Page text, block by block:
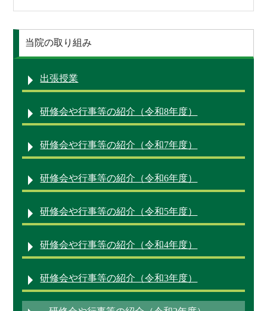
当院の取り組み
出張授業
研修会や行事等の紹介（令和8年度）
研修会や行事等の紹介（令和7年度）
研修会や行事等の紹介（令和6年度）
研修会や行事等の紹介（令和5年度）
研修会や行事等の紹介（令和4年度）
研修会や行事等の紹介（令和3年度）